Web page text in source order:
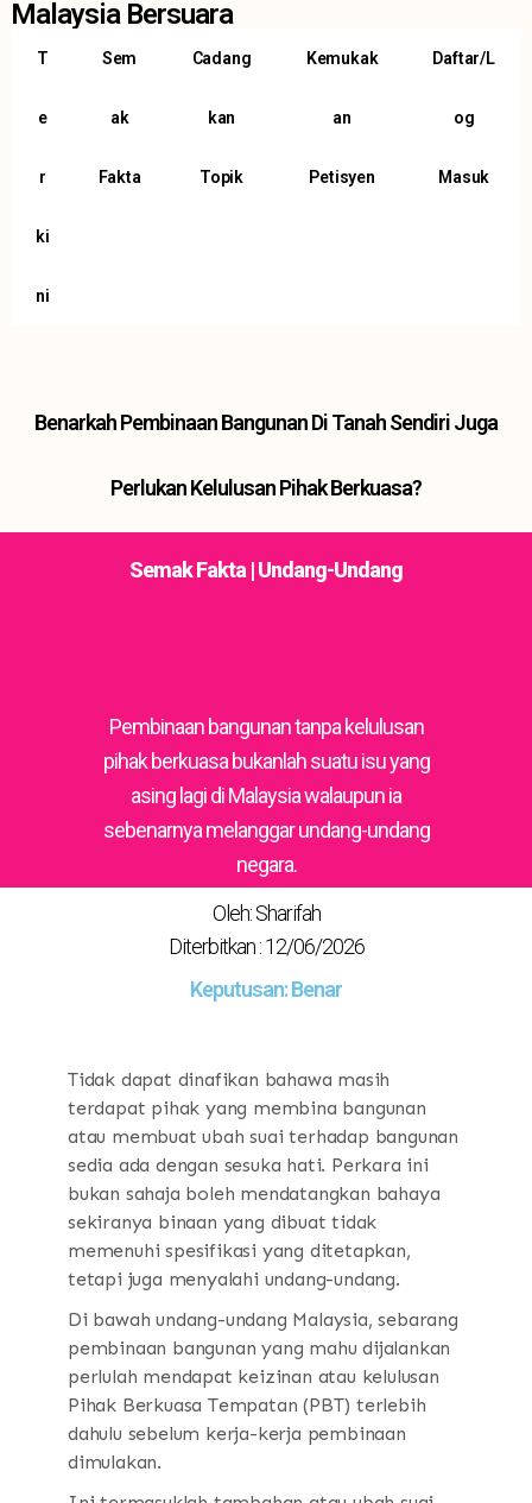
Malaysia Bersuara
T
e
r
ki
ni
Sem
ak
Fakta
Cadang
kan
Topik
Kemukak
an
Petisyen
Daftar/L
og
Masuk
Benarkah Pembinaan Bangunan Di Tanah Sendiri Juga
Perlukan Kelulusan Pihak Berkuasa?
Semak Fakta | Undang-Undang
Pembinaan bangunan tanpa kelulusan
pihak berkuasa bukanlah suatu isu yang
asing lagi di Malaysia walaupun ia
sebenarnya melanggar undang-undang
negara.
Oleh: Sharifah
Diterbitkan : 12/06/2026
Keputusan: Benar
Tidak dapat dinafikan bahawa masih
terdapat pihak yang membina bangunan
atau membuat ubah suai terhadap bangunan
sedia ada dengan sesuka hati. Perkara ini
bukan sahaja boleh mendatangkan bahaya
sekiranya binaan yang dibuat tidak
memenuhi spesifikasi yang ditetapkan,
tetapi juga menyalahi undang-undang.
Di bawah undang-undang Malaysia, sebarang
pembinaan bangunan yang mahu dijalankan
perlulah mendapat keizinan atau kelulusan
Pihak Berkuasa Tempatan (PBT) terlebih
dahulu sebelum kerja-kerja pembinaan
dimulakan.